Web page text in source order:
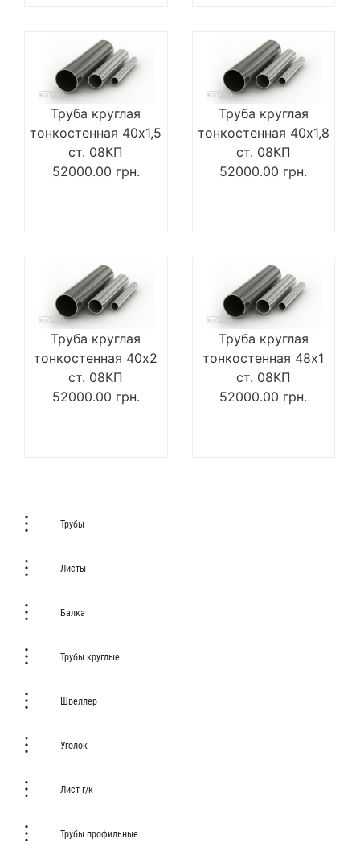
Труба круглая
тонкостенная 40х1,5
ст. 08КП
52000.00 грн.
Труба круглая
тонкостенная 40х1,8
ст. 08КП
52000.00 грн.
Труба круглая
тонкостенная 40х2
ст. 08КП
52000.00 грн.
Труба круглая
тонкостенная 48х1
ст. 08КП
52000.00 грн.
Трубы
Листы
Балка
Трубы круглые
Швеллер
Уголок
Лист г/к
Трубы профильные